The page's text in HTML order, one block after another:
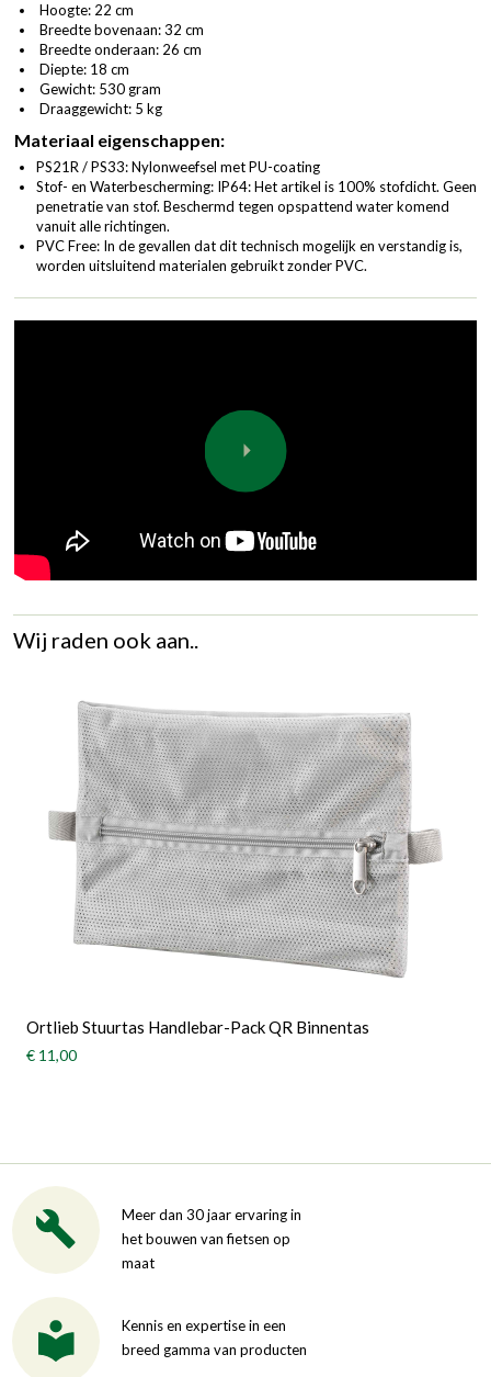
Hoogte: 22 cm
Breedte bovenaan: 32 cm
Breedte onderaan: 26 cm
Diepte: 18 cm
Gewicht: 530 gram
Draaggewicht: 5 kg
Materiaal eigenschappen:
PS21R / PS33: Nylonweefsel met PU-coating
Stof- en Waterbescherming: IP64: Het artikel is 100% stofdicht. Geen
penetratie van stof. Beschermd tegen opspattend water komend
vanuit alle richtingen.
PVC Free: In de gevallen dat dit technisch mogelijk en verstandig is,
worden uitsluitend materialen gebruikt zonder PVC.
Wij raden ook aan..
Ortlieb Stuurtas Handlebar-Pack QR Binnentas
€ 11,00
Meer dan 30 jaar ervaring in
het bouwen van fietsen op
maat
Kennis en expertise in een
breed gamma van producten